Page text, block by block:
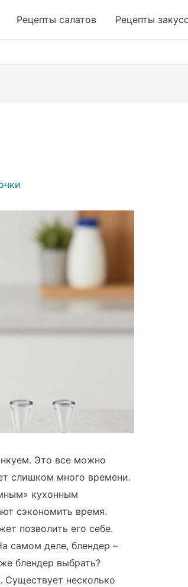
Рецепты салатов Рецепты
Это все можно
слишком много времени.
кухонным
сэкономить время.
позволить его себе.
самом деле, блендер –
блендер выбрать?
Существует несколько